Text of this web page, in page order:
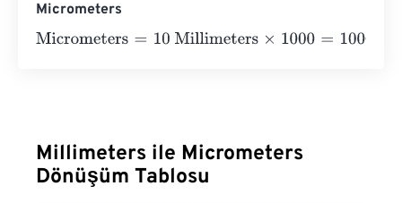
Micrometers
Micrometers=10 Millimeters×1000 =10000 Micrometers
Millimeters ile Micrometers
Dönüşüm Tablosu